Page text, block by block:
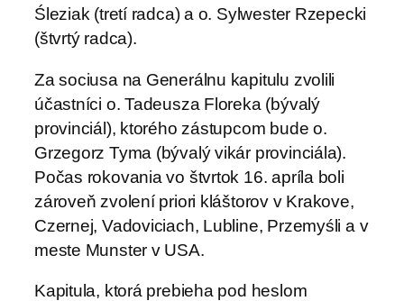
Śleziak (tretí radca) a o. Sylwester Rzepecki
(štvrtý radca).
Za sociusa na Generálnu kapitulu zvolili
účastníci o. Tadeusza Floreka (bývalý
provinciál), ktorého zástupcom bude o.
Grzegorz Tyma (bývalý vikár provinciála).
Počas rokovania vo štvrtok 16. apríla boli
zároveň zvolení priori kláštorov v Krakove,
Czernej, Vadoviciach, Lubline, Przemyśli a v
meste Munster v USA.
Kapitula, ktorá prebieha pod heslom